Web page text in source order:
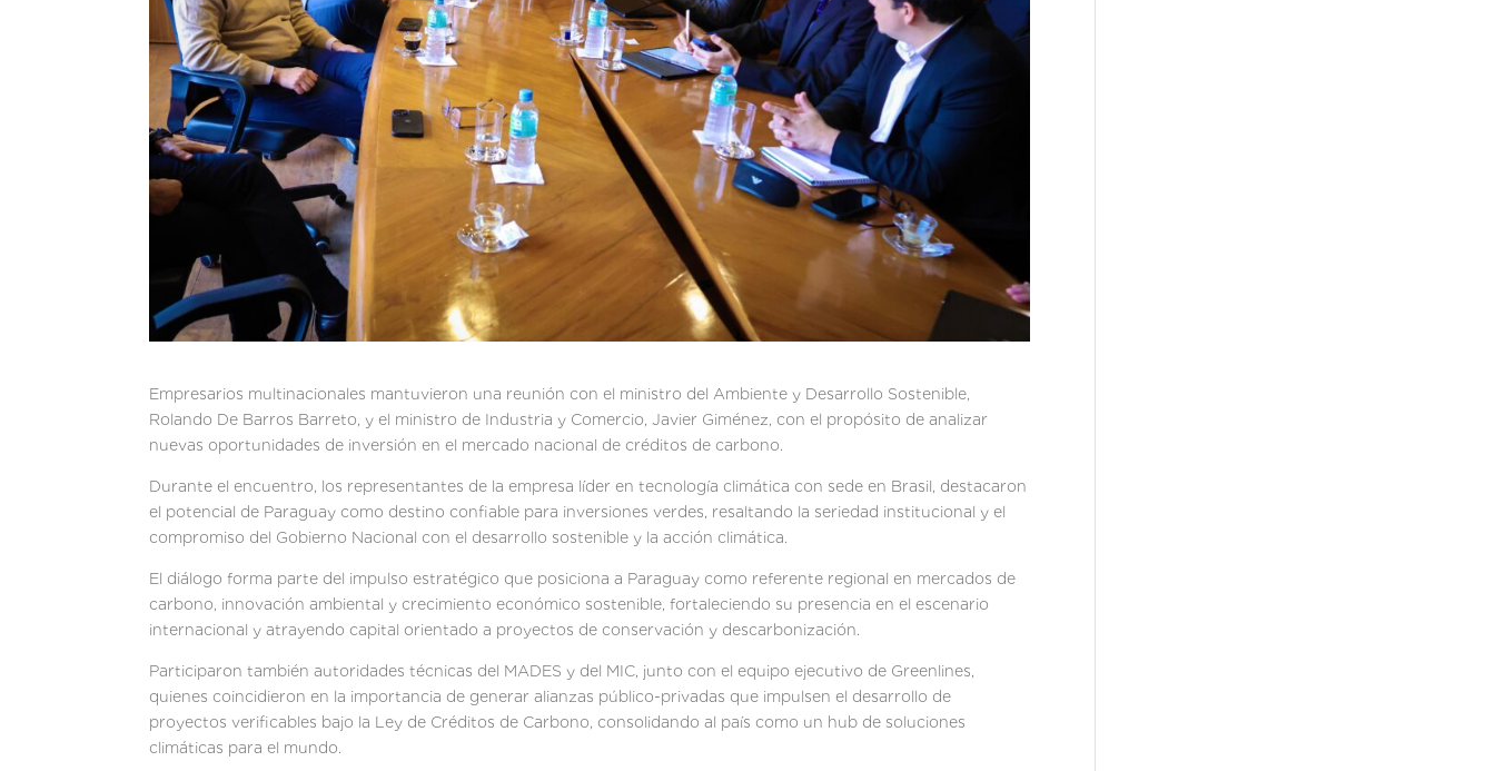
Empresarios multinacionales mantuvieron una reunión con el ministro del Ambiente y Desarrollo Sostenible,
Rolando De Barros Barreto, y el ministro de Industria y Comercio, Javier Giménez, con el propósito de analizar
nuevas oportunidades de inversión en el mercado nacional de créditos de carbono.
Durante el encuentro, los representantes de la empresa líder en tecnología climática con sede en Brasil, destacaron
el potencial de Paraguay como destino confiable para inversiones verdes, resaltando la seriedad institucional y el
compromiso del Gobierno Nacional con el desarrollo sostenible y la acción climática.
El diálogo forma parte del impulso estratégico que posiciona a Paraguay como referente regional en mercados de
carbono, innovación ambiental y crecimiento económico sostenible, fortaleciendo su presencia en el escenario
internacional y atrayendo capital orientado a proyectos de conservación y descarbonización.
Participaron también autoridades técnicas del MADES y del MIC, junto con el equipo ejecutivo de Greenlines,
quienes coincidieron en la importancia de generar alianzas público-privadas que impulsen el desarrollo de
proyectos verificables bajo la Ley de Créditos de Carbono, consolidando al país como un hub de soluciones
climáticas para el mundo.